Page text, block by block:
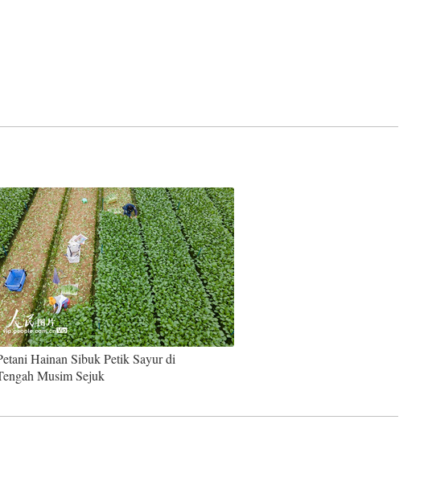
Hainan Sibuk Petik Sayur di
Musim Sejuk